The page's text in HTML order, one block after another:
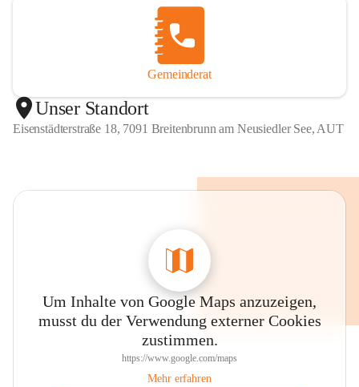
Gemeinderat
Unser Standort
Eisenstädterstraße 18, 7091 Breitenbrunn am Neusiedler See, AUT
Um Inhalte von Google Maps anzuzeigen,
musst du der Verwendung externer Cookies
zustimmen.
https://www.google.com/maps
Mehr erfahren